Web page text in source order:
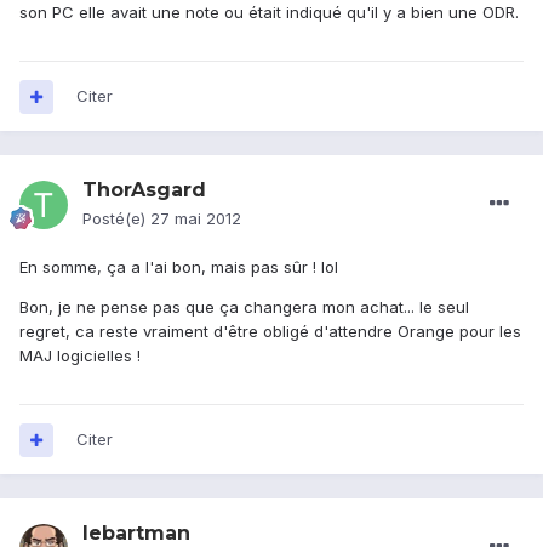
son PC elle avait une note ou était indiqué qu'il y a bien une ODR.
Citer
ThorAsgard
Posté(e) 27 mai 2012
En somme, ça a l'ai bon, mais pas sûr ! lol
Bon, je ne pense pas que ça changera mon achat... le seul
regret, ca reste vraiment d'être obligé d'attendre Orange pour les
MAJ logicielles !
Citer
lebartman